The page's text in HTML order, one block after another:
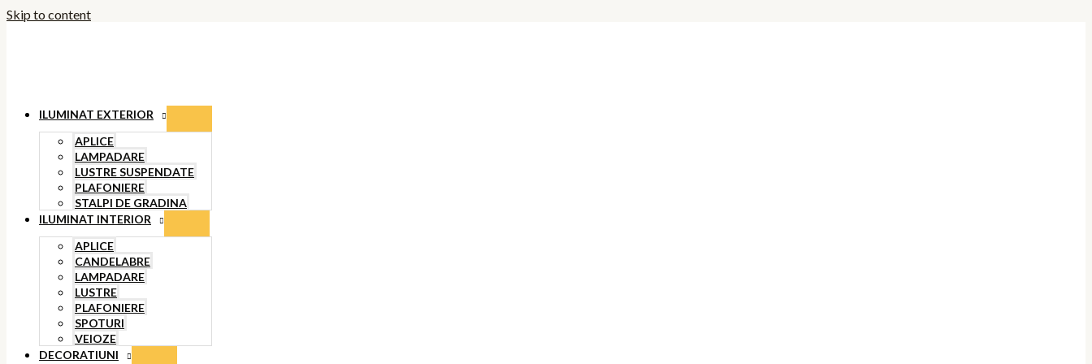
Skip to content
ILUMINAT EXTERIOR
APLICE
LAMPADARE
LUSTRE SUSPENDATE
PLAFONIERE
STALPI DE GRADINA
ILUMINAT INTERIOR
APLICE
CANDELABRE
LAMPADARE
LUSTRE
PLAFONIERE
SPOTURI
VEIOZE
DECORATIUNI